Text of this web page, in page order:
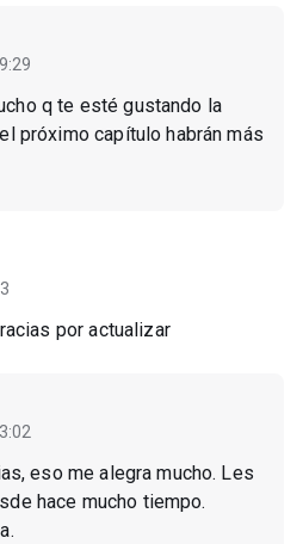
q te esté gustando la
próximo capítulo habrán más
por actualizar
eso me alegra mucho. Les
hace mucho tiempo.